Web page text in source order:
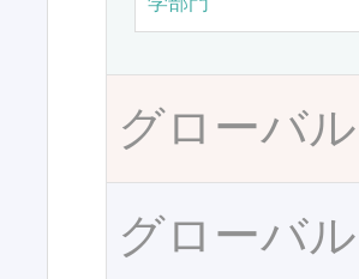
グローバ
グローバ